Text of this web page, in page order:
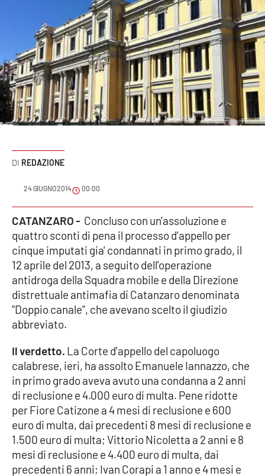
Economia e lavoro
Italia Mondo
Sanità
Sport
Cultura
Podcast
Meteo
Editoriali
VIDEO
Ambiente
Cronaca
Cultura
Economia e Lavoro
Politica
Sanità
Società
REDAZIONE
24 GIUGNO 2014 00:00
CATANZARO - Concluso con un'assoluzione e
quattro sconti di pena il processo d'appello per
cinque imputati gia' condannati in primo grado, il
12 aprile del 2013, a seguito dell'operazione
antidroga della Squadra mobile e della Direzione
distrettuale antimafia di Catanzaro denominata
"Doppio canale", che avevano scelto il giudizio
abbreviato.
Il verdetto. La Corte d'appello del capoluogo
calabrese, ieri, ha assolto Emanuele Iannazzo, che
in primo grado aveva avuto una condanna a 2 anni
di reclusione e 4.000 euro di multa. Pene ridotte
per Fiore Catizone a 4 mesi di reclusione e 600
euro di multa, dai precedenti 8 mesi di reclusione e
1.500 euro di multa; Vittorio Nicoletta a 2 anni e 8
mesi di reclusione e 4.400 euro di multa, dai
precedenti 6 anni; Ivan Corapi a 1 anno e 4 mesi e